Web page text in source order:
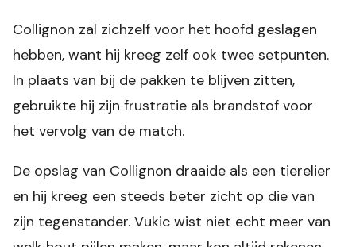
Collignon zal zichzelf voor het hoofd geslagen
hebben, want hij kreeg zelf ook twee setpunten.
In plaats van bij de pakken te blijven zitten,
gebruikte hij zijn frustratie als brandstof voor
het vervolg van de match.
De opslag van Collignon draaide als een tierelier
en hij kreeg een steeds beter zicht op die van
zijn tegenstander. Vukic wist niet echt meer van